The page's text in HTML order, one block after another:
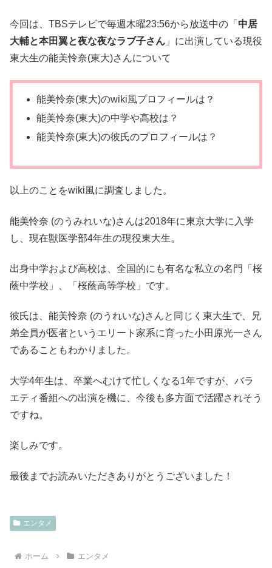
今回は、TBSテレビで毎週木曜23:56から放送中の「 中居
大輔と本田翼と夜な夜なラブ子さん 」に出演している現役
東大生の能美怜奈(東大)さんについて
能美怜奈(東大)のwiki風プロフィールは？
能美怜奈(東大)の中学や高校は？
能美怜奈(東大)の彼氏のプロフィールは？
以上のことをwiki風に調査しました。
能美怜奈 (のうみれいな)さんは2018年に東京大学に入学
し、現在獣医学部4年生の現役東大生。
出身中学および高校は、全国的にも有名な私立の名門「桜
蔭中学校」、「桜蔭高等学校」です。
彼氏は、能美怜奈 (のうれいな)さんと同じく東大生で、兄
弟全員が医者というエリート家系に育った小田原光一さん
であることもわかりました。
大学4年生は、卒業へむけて忙しくなる1年ですが、バラ
エティ番組への出演を機に、今後も多方面で活躍されそう
ですね。
楽しみです。
最後までお読みいただきありがとうございました！
エンタメ
ホーム エンタメ